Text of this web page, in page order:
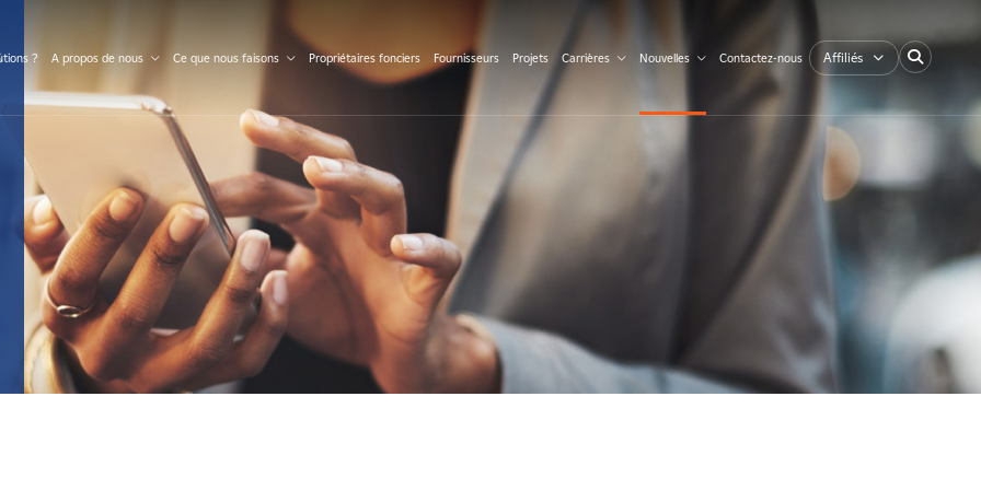
? A propos de nous Ce que nous faisons Propriétaires fonciers Fournisseurs Projets Carrières Nouvelles Contactez-nous Affiliés